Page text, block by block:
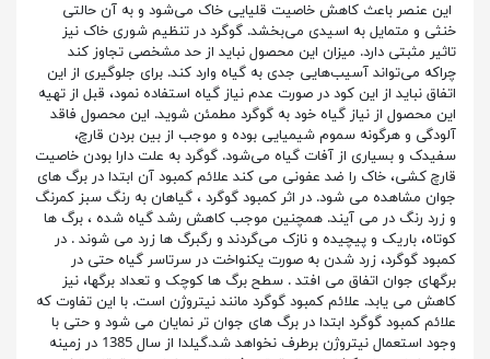
این عنصر باعث کاهش خاصیت قلیایی خاک می‌شود و به آن حالتی
خنثی و متمایل به اسیدی می‌بخشد. گوگرد در تنظیم شوری خاک نیز
تاثیر مثبتی دارد. میزان این محصول نباید از حد مشخصی تجاوز کند
چراکه می‌تواند آسیب‌هایی جدی به گیاه وارد کند. برای جلوگیری از این
اتفاق نباید از این کود در صورت عدم نیاز گیاه استفاده نمود، قبل از تهیه
این محصول از نیاز گیاه خود به گوگرد مطمئن شوید. این محصول فاقد
آلودگی و هرگونه سموم شیمیایی بوده و موجب از بین بردن قارچ،
سفیدک و بسیاری از آفات گیاه می‌شود. گوگرد به علت دارا بودن خاصیت
قارچ کشی، خاک را ضد عفونی می کند علائم کمبود آن ابتدا در برگ های
جوان مشاهده می شود. در اثر کمبود گوگرد ، گیاهان به رنگ سبز کمرنگ
و زرد رنگ در می آیند. همچنین موجب کاهش رشد گیاه شده ، برگ ها
کوتاه، باریک و پیچیده و نازک می‌گردند و رگبرگ ها زرد می شوند . در
کمبود گوگرد، زرد شدن به صورت یکنواخت در سرتاسر گیاه حتی در
برگهای جوان اتفاق می افتد . سطح برگ ها کوچک و تعداد برگها، نیز
کاهش می یابد. علائم کمبود گوگرد مانند نیتروژن است. با این تفاوت که
علائم کمبود گوگرد ابتدا در برگ های جوان تر نمایان می شود و حتی با
وجود استعمال نیتروژن برطرف نخواهد شد.گیلدا از سال 1385 در زمینه‌